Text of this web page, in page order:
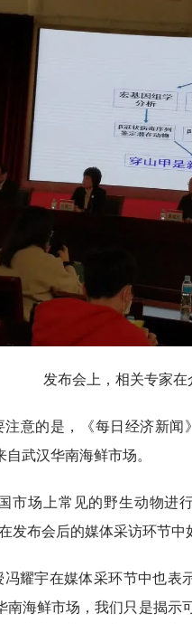
发布会上，相关专家
注意的是，《每日经济新
武汉华南海鲜市场。
市场上常见的野生动物进
发布会后的媒体采访环节中
耀宇在媒体采环节中也表
南海鲜市场，我们只是揭示